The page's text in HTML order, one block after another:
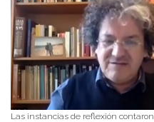
Las instancias de reflexión